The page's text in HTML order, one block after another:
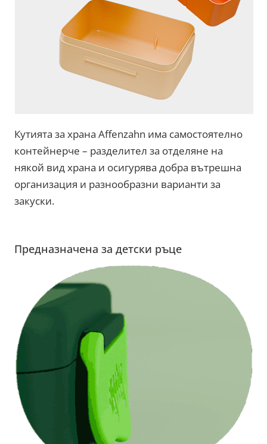
Кутията за храна Affenzahn има самостоятелно
контейнерче – разделител за отделяне на
някой вид храна и осигурява добра вътрешна
организация и разнообразни варианти за
закуски.
Предназначена за детски ръце